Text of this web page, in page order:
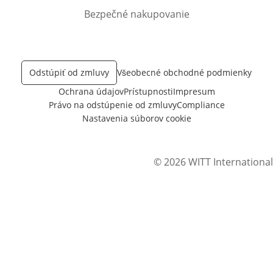
Bezpečné nakupovanie
Odstúpiť od zmluvy
Všeobecné obchodné podmienky
Ochrana údajovPrístupnostiImpresum
Právo na odstúpenie od zmluvyCompliance
Nastavenia súborov cookie
© 2026 WITT International